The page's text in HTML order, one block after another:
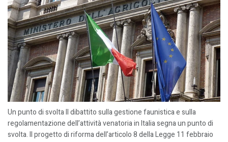
Un punto di svolta Il dibattito sulla gestione faunistica e sulla
regolamentazione dell’attività venatoria in Italia segna un punto di
svolta. Il progetto di riforma dell’articolo 8 della Legge 11 febbraio